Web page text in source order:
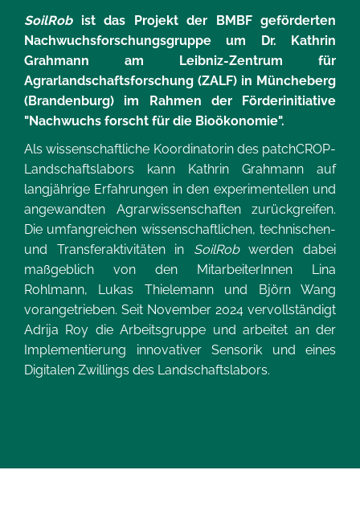
SoilRobist das Projekt der BMBF geförderten
Nachwuchsforschungsgruppe um Dr. Kathrin
Grahmann am Leibniz-Zentrum für
Agrarlandschaftsforschung (ZALF) in Müncheberg
(Brandenburg) im Rahmen der Förderinitiative
"Nachwuchs forscht für die Bioökonomie".
Als wissenschaftliche Koordinatorin des patchCROP-
Landschaftslabors kann Kathrin Grahmann auf
langjährige Erfahrungen in den experimentellen und
angewandten Agrarwissenschaften zurückgreifen.
Die umfangreichen wissenschaftlichen, technischen-
und Transferaktivitäten in SoilRobwerden dabei
maßgeblich von den MitarbeiterInnen Lina
Rohlmann, Lukas Thielemann und Björn Wang
vorangetrieben. Seit November 2024 vervollständigt
Adrija Roy die Arbeitsgruppe und arbeitet an der
Implementierung innovativer Sensorik und eines
Digitalen Zwillings des Landschaftslabors.